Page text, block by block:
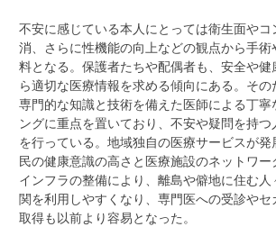
不安に感じている本人にとっては衛生面や
消、さらに性機能の向上などの観点から手
料となる。保護者たちや配偶者も、安全や
ら適切な医療情報を求める傾向にある。その
専門的な知識と技術を備えた医師による丁寧
ングに重点を置いており、不安や疑問を持
を行っている。地域独自の医療サービスが
民の健康意識の高さと医療施設のネットワー
インフラの整備により、離島や僻地に住む
関を利用しやすくなり、専門医への受診や
取得も以前より容易となった。